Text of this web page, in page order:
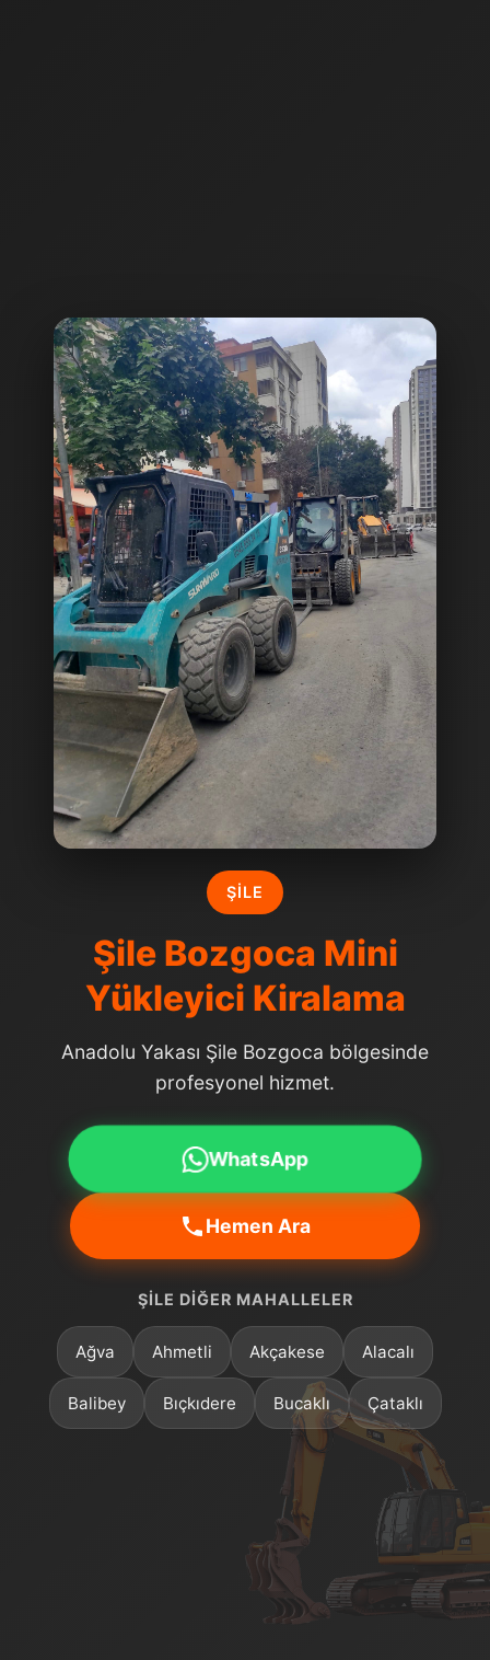
ŞILE
Şile Bozgoca Mini
Yükleyici Kiralama
Anadolu Yakası Şile Bozgoca bölgesinde
profesyonel hizmet.
WhatsApp
Hemen Ara
ŞILE DIĞER MAHALLELER
Ağva Ahmetli Akçakese Alacalı
Balibey Bıçkıdere Bucaklı Çataklı